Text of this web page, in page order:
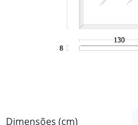
Dimensões (cm)